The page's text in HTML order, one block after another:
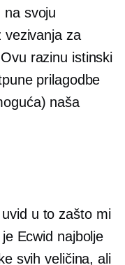
na svoju
vezivanja za
razinu istinski
prilagodbe
naša
u to zašto mi
Ecwid najbolje
svih veličina, ali